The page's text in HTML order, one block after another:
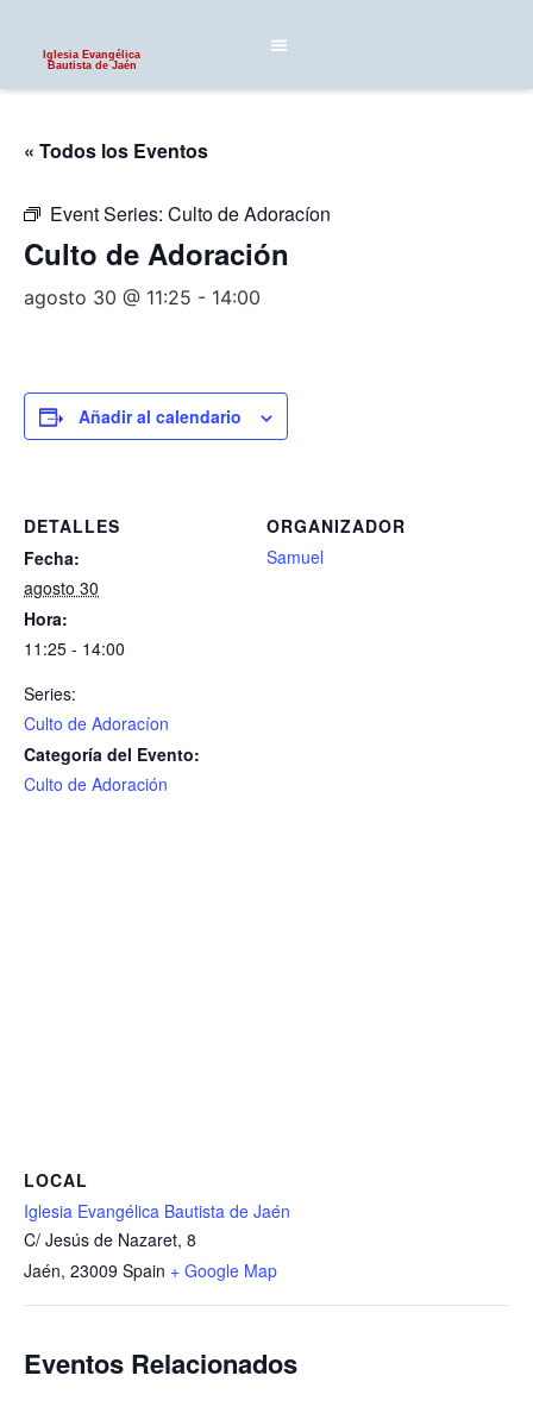
Iglesia Evangélica
Bautista de Jaén
« Todos los Eventos
Event Series: Culto de Adoracíon
Culto de Adoración
agosto 30 @ 11:25 - 14:00
Añadir al calendario
DETALLES
Fecha:
agosto 30
Hora:
11:25 - 14:00
Series:
Culto de Adoracíon
Categoría del Evento:
Culto de Adoración
ORGANIZADOR
Samuel
LOCAL
Iglesia Evangélica Bautista de Jaén
C/ Jesús de Nazaret, 8
Jaén, 23009 Spain + Google Map
Eventos Relacionados